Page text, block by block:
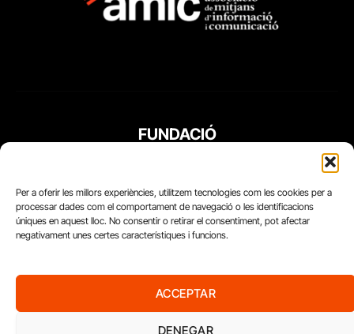
Per a oferir les millors experiències, utilitzem tecnologies com les cookies per a
processar dades com el comportament de navegació o les identificacions
úniques en aquest lloc. No consentir o retirar el consentiment, pot afectar
negativament unes certes característiques i funcions.
ACCEPTAR
DENEGAR
FUNDACIÓ